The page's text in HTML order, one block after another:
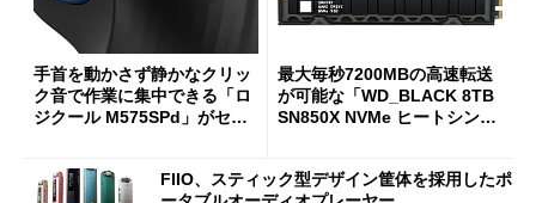
手首を動かさず静かなクリッ
ク音で作業に集中できる「ロ
ジクール M575SPd」がセー
最大毎秒7200MBの高速転送
が可能な「WD_BLACK 8TB
SN850X NVMe ヒートシンク
FIIO、スティック型デザイン筐体を採用したポ